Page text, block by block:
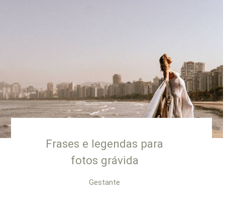
Frases e legendas para
fotos grávida
Gestante